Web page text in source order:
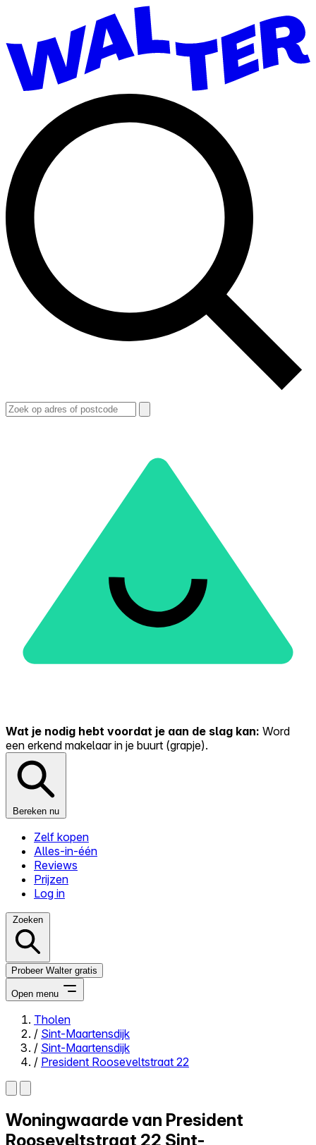
Wat je nodig hebt voordat je aan de slag kan: Word
een erkend makelaar in je buurt (grapje).
Bereken nu
Zelf kopen
Alles-in-één
Reviews
Prijzen
Log in
Zoeken
Probeer Walter gratis
Open menu
Close menu
Zelf kopen
Alles-in-één
Tholen
/ Sint-Maartensdijk
/ Sint-Maartensdijk
/ President Rooseveltstraat 22
Woningwaarde van President
Rooseveltstraat 22 Sint-